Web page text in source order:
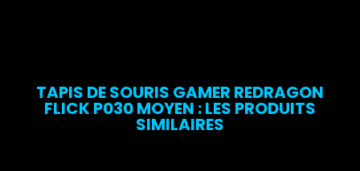
TAPIS DE SOURIS GAMER REDRAGON
FLICK P030 MOYEN : LES PRODUITS
SIMILAIRES